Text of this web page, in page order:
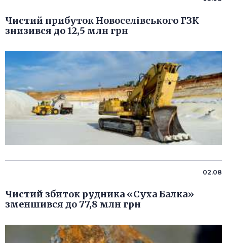
Чистий прибуток Новоселівського ГЗК
знизився до 12,5 млн грн
02.08
Чистий збиток рудника «Суха Балка»
зменшився до 77,8 млн грн